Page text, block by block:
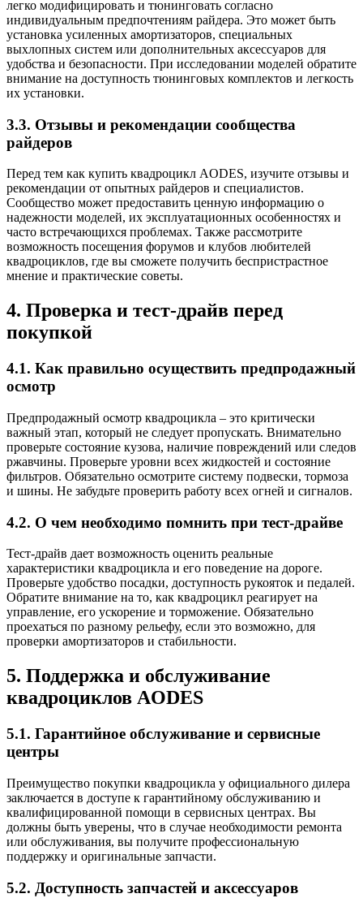
легко модифицировать и тюнинговать согласно
индивидуальным предпочтениям райдера. Это может быть
установка усиленных амортизаторов, специальных
выхлопных систем или дополнительных аксессуаров для
удобства и безопасности. При исследовании моделей обратите
внимание на доступность тюнинговых комплектов и легкость
их установки.
3.3. Отзывы и рекомендации сообщества
райдеров
Перед тем как купить квадроцикл AODES, изучите отзывы и
рекомендации от опытных райдеров и специалистов.
Сообщество может предоставить ценную информацию о
надежности моделей, их эксплуатационных особенностях и
часто встречающихся проблемах. Также рассмотрите
возможность посещения форумов и клубов любителей
квадроциклов, где вы сможете получить беспристрастное
мнение и практические советы.
4. Проверка и тест-драйв перед
покупкой
4.1. Как правильно осуществить предпродажный
осмотр
Предпродажный осмотр квадроцикла – это критически
важный этап, который не следует пропускать. Внимательно
проверьте состояние кузова, наличие повреждений или следов
ржавчины. Проверьте уровни всех жидкостей и состояние
фильтров. Обязательно осмотрите систему подвески, тормоза
и шины. Не забудьте проверить работу всех огней и сигналов.
4.2. О чем необходимо помнить при тест-драйве
Тест-драйв дает возможность оценить реальные
характеристики квадроцикла и его поведение на дороге.
Проверьте удобство посадки, доступность рукояток и педалей.
Обратите внимание на то, как квадроцикл реагирует на
управление, его ускорение и торможение. Обязательно
проехаться по разному рельефу, если это возможно, для
проверки амортизаторов и стабильности.
5. Поддержка и обслуживание
квадроциклов AODES
5.1. Гарантийное обслуживание и сервисные
центры
Преимущество покупки квадроцикла у официального дилера
заключается в доступе к гарантийному обслуживанию и
квалифицированной помощи в сервисных центрах. Вы
должны быть уверены, что в случае необходимости ремонта
или обслуживания, вы получите профессиональную
поддержку и оригинальные запчасти.
5.2. Доступность запчастей и аксессуаров